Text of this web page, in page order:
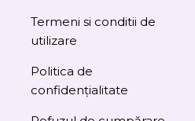
Termeni si conditii de
utilizare
Politica de
confidențialitate